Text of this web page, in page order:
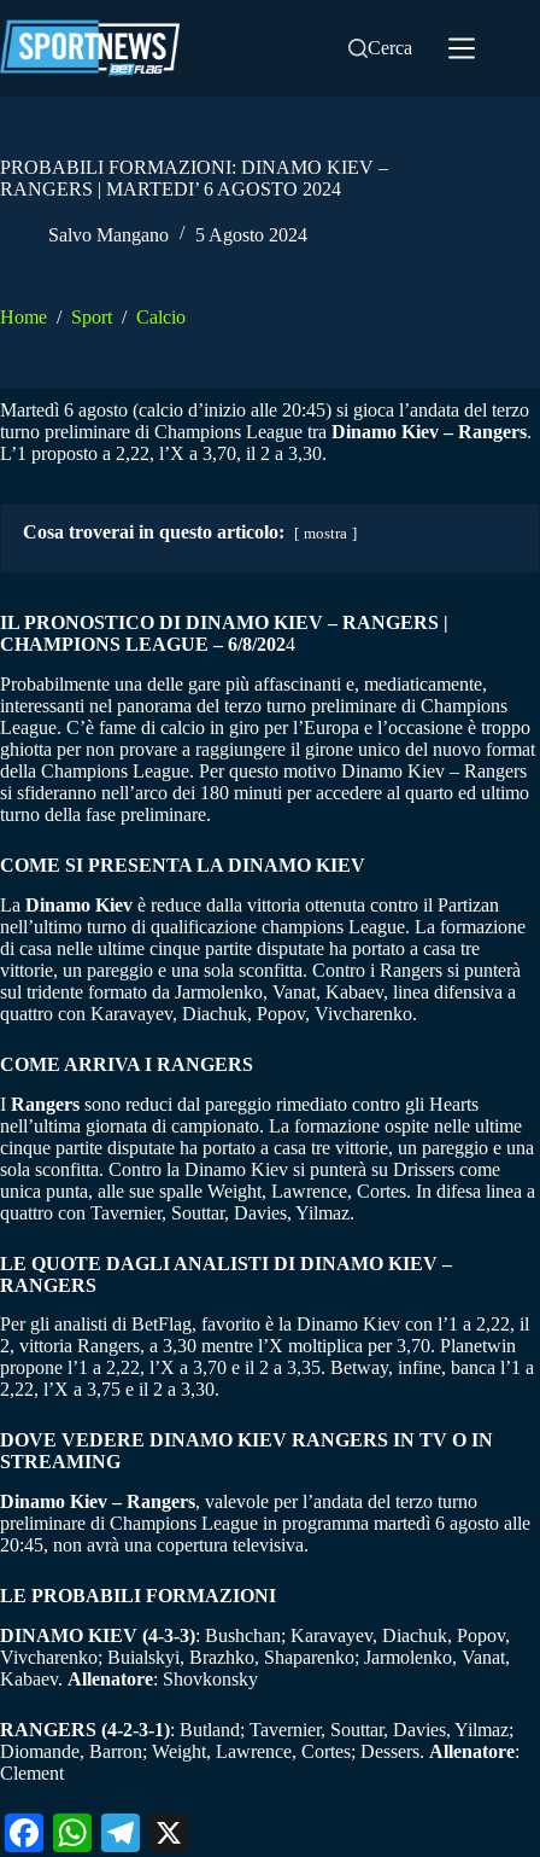
al
contenuto
Cerca
PROBABILI FORMAZIONI: DINAMO KIEV –
RANGERS | MARTEDI’ 6 AGOSTO 2024
Salvo Mangano 5 Agosto 2024
Home / Sport / Calcio
Martedì 6 agosto (calcio d’inizio alle 20:45) si gioca l’andata del terzo
turno preliminare di Champions League tra Dinamo Kiev – Rangers.
L’1 proposto a 2,22, l’X a 3,70, il 2 a 3,30.
Cosa troverai in questo articolo: mostra
IL PRONOSTICO DI DINAMO KIEV – RANGERS |
CHAMPIONS LEAGUE – 6/8/2024
Probabilmente una delle gare più affascinanti e, mediaticamente,
interessanti nel panorama del terzo turno preliminare di Champions
League. C’è fame di calcio in giro per l’Europa e l’occasione è troppo
ghiotta per non provare a raggiungere il girone unico del nuovo format
della Champions League. Per questo motivo Dinamo Kiev – Rangers
si sfideranno nell’arco dei 180 minuti per accedere al quarto ed ultimo
turno della fase preliminare.
COME SI PRESENTA LA DINAMO KIEV
La Dinamo Kiev è reduce dalla vittoria ottenuta contro il Partizan
nell’ultimo turno di qualificazione champions League. La formazione
di casa nelle ultime cinque partite disputate ha portato a casa tre
vittorie, un pareggio e una sola sconfitta. Contro i Rangers si punterà
sul tridente formato da Jarmolenko, Vanat, Kabaev, linea difensiva a
quattro con Karavayev, Diachuk, Popov, Vivcharenko.
COME ARRIVA I RANGERS
I Rangers sono reduci dal pareggio rimediato contro gli Hearts
nell’ultima giornata di campionato. La formazione ospite nelle ultime
cinque partite disputate ha portato a casa tre vittorie, un pareggio e una
sola sconfitta. Contro la Dinamo Kiev si punterà su Drissers come
unica punta, alle sue spalle Weight, Lawrence, Cortes. In difesa linea a
quattro con Tavernier, Souttar, Davies, Yilmaz.
LE QUOTE DAGLI ANALISTI DI DINAMO KIEV –
RANGERS
Per gli analisti di BetFlag, favorito è la Dinamo Kiev con l’1 a 2,22, il
2, vittoria Rangers, a 3,30 mentre l’X moltiplica per 3,70. Planetwin
propone l’1 a 2,22, l’X a 3,70 e il 2 a 3,35. Betway, infine, banca l’1 a
2,22, l’X a 3,75 e il 2 a 3,30.
DOVE VEDERE DINAMO KIEV RANGERS IN TV O IN
STREAMING
Dinamo Kiev – Rangers, valevole per l’andata del terzo turno
preliminare di Champions League in programma martedì 6 agosto alle
20:45, non avrà una copertura televisiva.
LE PROBABILI FORMAZIONI
DINAMO KIEV (4-3-3): Bushchan; Karavayev, Diachuk, Popov,
Vivcharenko; Buialskyi, Brazhko, Shaparenko; Jarmolenko, Vanat,
Kabaev. Allenatore: Shovkonsky
RANGERS (4-2-3-1): Butland; Tavernier, Souttar, Davies, Yilmaz;
Diomande, Barron; Weight, Lawrence, Cortes; Dessers. Allenatore:
Clement
Fa W
Te